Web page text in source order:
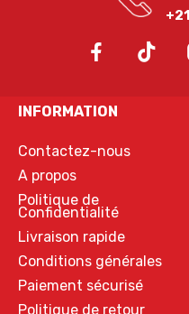
INFORMATION
Contactez-nous
A propos
Politique de
Confidentialité
Livraison rapide
Conditions générales
Paiement sécurisé
Politique de retour